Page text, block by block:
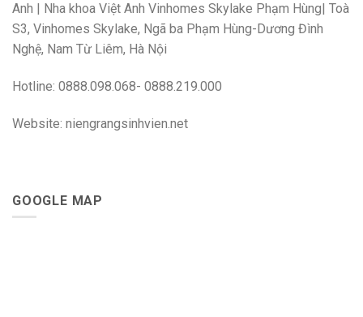
Anh | Nha khoa Việt Anh Vinhomes Skylake Phạm Hùng| Toà
S3, Vinhomes Skylake, Ngã ba Phạm Hùng-Dương Đình
Nghệ, Nam Từ Liêm, Hà Nội
Hotline: 0888.098.068- 0888.219.000
Website: niengrangsinhvien.net
GOOGLE MAP